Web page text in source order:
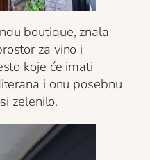
boutique, znala
za vino i
koje će imati
i onu posebnu
zelenilo.